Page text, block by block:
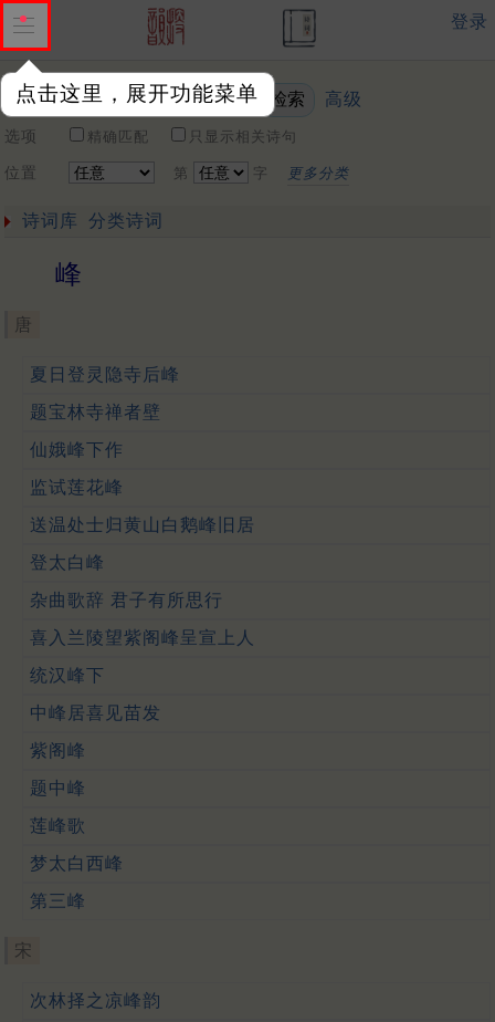
点击这里，展开功能菜单
登录
关键词 高级
选项 精确匹配 只显示相关诗句
位置 第 字 更多分类
诗词库 分类诗词
峰
唐
夏日登灵隐寺后峰
题宝林寺禅者壁
仙娥峰下作
监试莲花峰
送温处士归黄山白鹅峰旧居
登太白峰
杂曲歌辞 君子有所思行
喜入兰陵望紫阁峰呈宣上人
统汉峰下
中峰居喜见苗发
紫阁峰
题中峰
莲峰歌
梦太白西峰
第三峰
宋
次林择之凉峰韵